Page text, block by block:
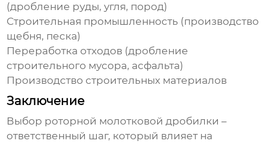
(дробление руды, угля, пород)
Строительная промышленность (производство
щебня, песка)
Переработка отходов (дробление
строительного мусора, асфальта)
Производство строительных материалов
Заключение
Выбор роторной молотковой дробилки –
ответственный шаг, который влияет на